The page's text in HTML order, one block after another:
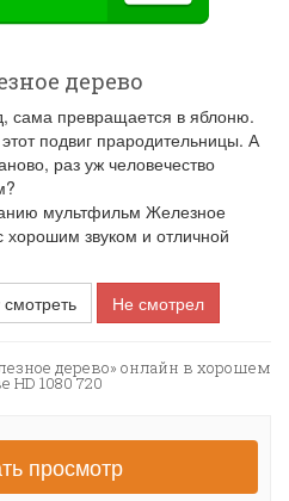
дерево
сама превращается в яблоню.
подвиг прародительницы. А
раз уж человечество
мультфильм Железное
хорошим звуком и отличной
Не смотрел
дерево» онлайн в хорошем
HD 1080 720
просмотр